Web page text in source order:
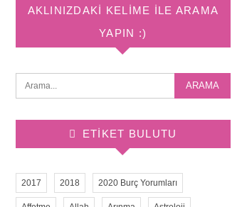
AKLINIZDAKI KELIME ILE ARAMA
YAPIN :)
ETIKET BULUTU
2017 2018 2020 Burç Yorumları